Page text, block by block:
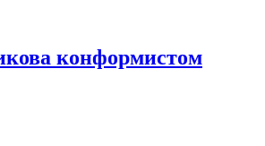
конформистом